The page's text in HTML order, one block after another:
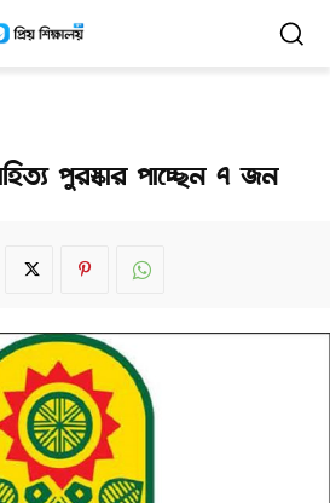
পুরস্কার পাচ্ছেন ৭ জন